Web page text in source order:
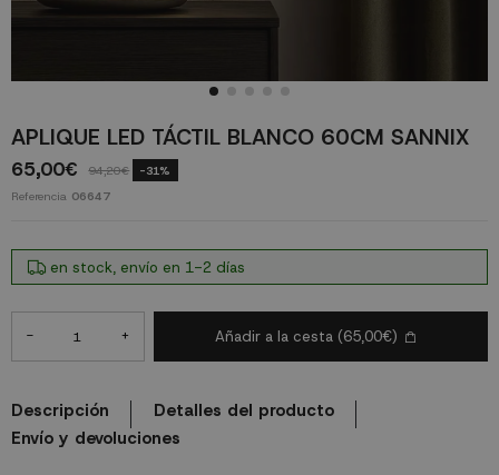
APLIQUE LED TÁCTIL BLANCO 60CM SANNIX
65,00€ 94,20€ -31%
Referencia 06647
en stock, envío en 1-2 días
- + Añadir a la cesta (65,00€)
Descripción
Detalles del producto
Envío y devoluciones